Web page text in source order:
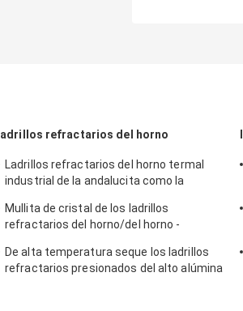
ladrillos refractarios del horno
Ladrillos refractarios del horno termal
industrial de la andalucita como la
Mullita de cristal de los ladrillos
refractarios del horno/del horno -
silimanita
De alta temperatura seque los ladrillos
refractarios presionados del alto alúmina